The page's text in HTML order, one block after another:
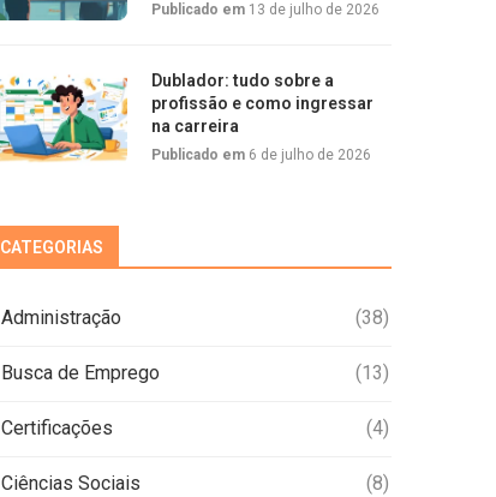
Publicado em 13 de julho de 2026
Dublador: tudo sobre a
profissão e como ingressar
na carreira
Publicado em 6 de julho de 2026
CATEGORIAS
Administração (38)
Busca de Emprego (13)
Certificações (4)
Ciências Sociais (8)